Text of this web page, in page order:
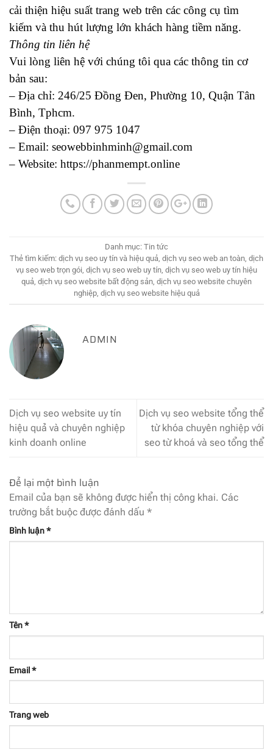
cải thiện hiệu suất trang web trên các công cụ tìm
kiếm và thu hút lượng lớn khách hàng tiềm năng.
Thông tin liên hệ
Vui lòng liên hệ với chúng tôi qua các thông tin cơ
bản sau:
– Địa chỉ: 246/25 Đồng Đen, Phường 10, Quận Tân
Bình, Tphcm.
– Điện thoại: 097 975 1047
– Email: seowebbinhminh@gmail.com
– Website: https://phanmempt.online
Danh mục: Tin tức
Thẻ tìm kiếm: dịch vụ seo uy tín và hiệu quả, dịch vụ seo web an toàn, dịch
vụ seo web trọn gói, dịch vụ seo web uy tín, dịch vụ seo web uy tín hiệu
quả, dịch vụ seo website bất động sản, dịch vụ seo website chuyên
nghiệp, dịch vụ seo website hiệu quả
ADMIN
Dịch vụ seo website uy tín
hiệu quả và chuyên nghiệp
kinh doanh online
Dịch vụ seo website tổng thể
từ khóa chuyên nghiệp với
seo từ khoá và seo tổng thể
Để lại một bình luận
Email của bạn sẽ không được hiển thị công khai. Các
trường bắt buộc được đánh dấu *
Bình luận*
Tên*
Email *
Trang web